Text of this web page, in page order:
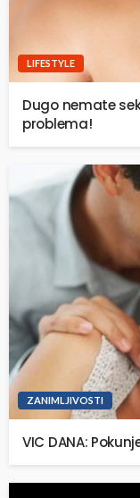
LIFESTYLE
Dugo nemate
problema!
ZANIMLJIVOSTI
VIC DANA: